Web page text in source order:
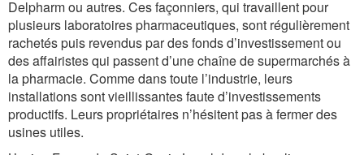
Delpharm ou autres. Ces façonniers, qui travaillent pour
plusieurs laboratoires pharmaceutiques, sont régulièrement
rachetés puis revendus par des fonds d’investissement ou
des affairistes qui passent d’une chaîne de supermarchés à
la pharmacie. Comme dans toute l’industrie, leurs
installations sont vieillissantes faute d’investissements
productifs. Leurs propriétaires n’hésitent pas à fermer des
usines utiles.